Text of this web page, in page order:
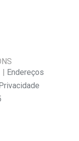
Endereços